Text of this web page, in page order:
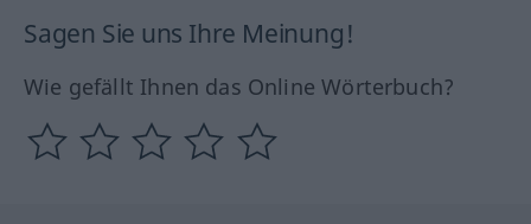
Sagen Sie uns Ihre Meinung!
Wie gefällt Ihnen das Online Wörterbuch?